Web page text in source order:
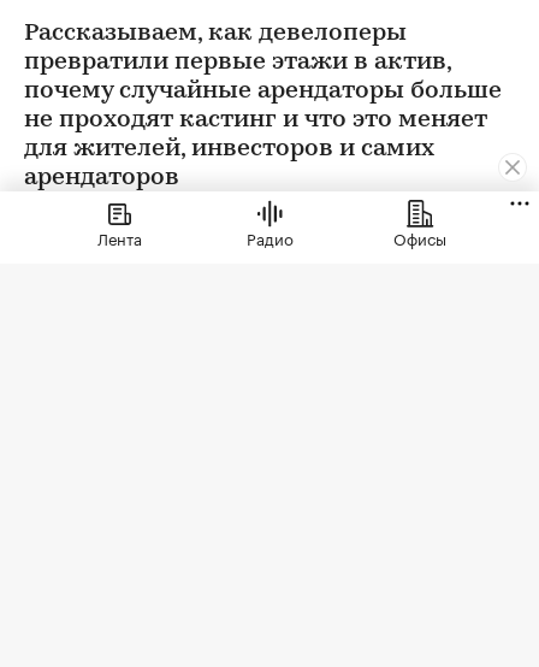
Рассказываем, как девелоперы
превратили первые этажи в актив,
почему случайные арендаторы больше
не проходят кастинг и что это меняет
для жителей, инвесторов и самих
арендаторов
Лента Радио Офисы